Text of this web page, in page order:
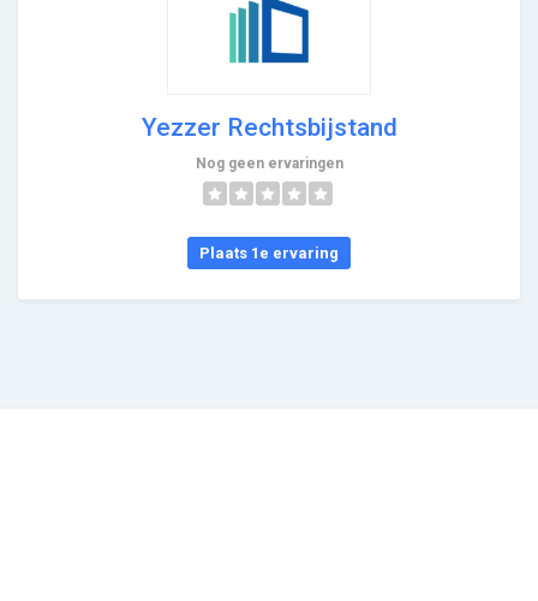
Yezzer Rechtsbijstand
Nog geen ervaringen
Plaats 1e ervaring